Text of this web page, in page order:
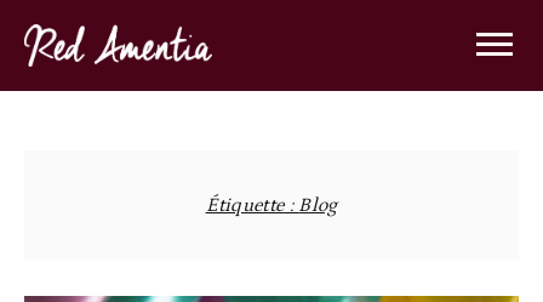
Étiquette : Blog